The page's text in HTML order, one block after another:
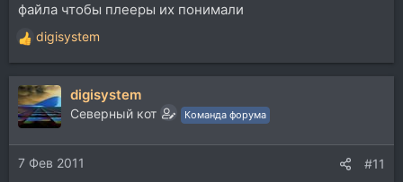
файла чтобы плееры их понимали
Р
е
а
к
ц
и
и
:
digisystem
digisystem
Северный кот Команда форума
7 Фев 2011 #11